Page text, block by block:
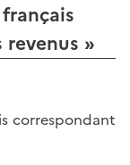
»
correspondant